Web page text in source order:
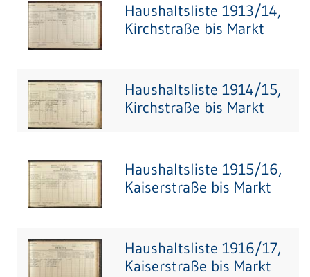
Haushaltsliste 1913/14,
Kirchstraße bis Markt
Haushaltsliste 1914/15,
Kirchstraße bis Markt
Haushaltsliste 1915/16,
Kaiserstraße bis Markt
Haushaltsliste 1916/17,
Kaiserstraße bis Markt